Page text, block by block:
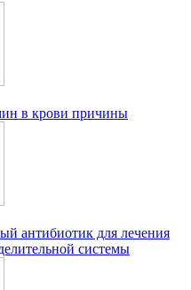
в крови причины
антибиотик для лечения
системы